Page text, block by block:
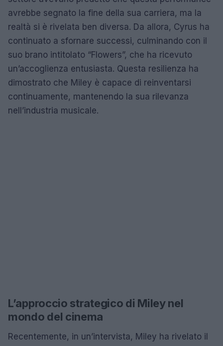
avrebbe segnato la fine della sua carriera, ma la
realtà si è rivelata ben diversa. Da allora, Cyrus ha
continuato a sfornare successi, culminando con il
suo brano intitolato “Flowers”, che ha ricevuto
un’accoglienza entusiasta. Questa resilienza ha
dimostrato che Miley è capace di reinventarsi
continuamente, mantenendo la sua rilevanza
nell’industria musicale.
L’approccio strategico di Miley nel
mondo del cinema
Recentemente, in un’intervista, Miley ha rivelato il